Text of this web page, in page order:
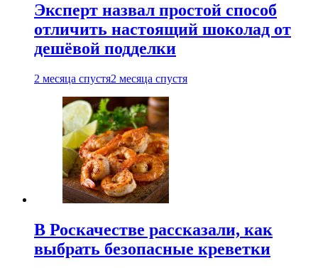
Эксперт назвал простой способ
отличить настоящий шоколад от
дешёвой подделки
2 месяца спустя2 месяца спустя
В Роскачестве рассказали, как
выбрать безопасные креветки